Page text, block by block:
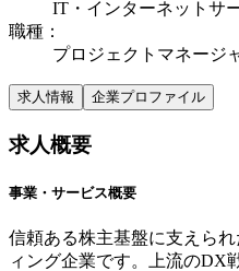
IT・インターネットサ
職種 ：
プロジェクトマネージ
求人情報 企業プロファイル
求人概要
事業・サービス概要
信頼ある株主基盤に支えら
ィング企業です。上流のDX